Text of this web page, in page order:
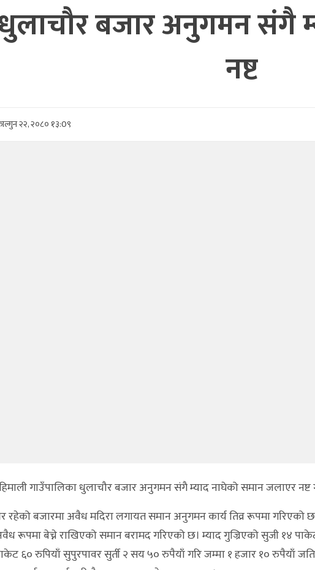
बजार अनुगमन संगै
नष्ट
२२, २०८० १३:0९
गाउँपालिका धुलाचौर बजार अनुगमन संगै म्याद नाघेको समान जलाएर नष्ट
रहेको बजारमा अवैध मदिरा लगायत समान अनुगमन कार्य तिव्र रूपमा गरिएको
रूपमा बेच्ने राखिएको समान बरामद गरिएको छ। म्याद गुज्रिएको सुजी १४
६० रुपियाँ सुपुरपावर सुर्ती २ सय ५० रुपैयाँ गरि जम्मा १ हजार १० रुपैयाँ